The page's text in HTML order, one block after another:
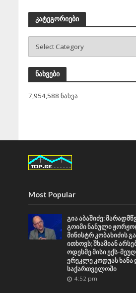
კატეგორიები
ნახვები
7,954,588 ნახვა
Most Popular
გია აბაშიძე:
გოიმი ნანული
მინისტრ კობახიძის
ითხოვს; შხამიან
ოდესმე მისი ექს-
ერეკლე კოდუას ხანა
საქართველოში
4:52 pm